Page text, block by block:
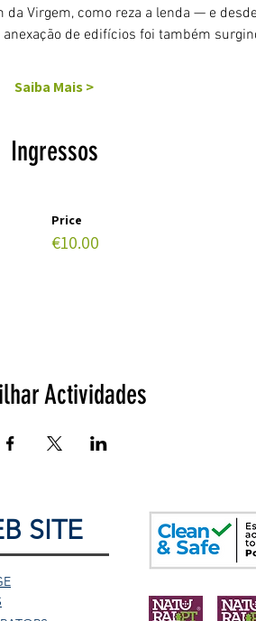
Virgem, como reza a lenda — e
de edifícios foi também
Saiba Mais >
Ingressos
Price
€10.00
Actividades
SITE